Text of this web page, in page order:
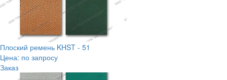
Плоский ремень KHST - 51
Цена: по запросу
Заказ